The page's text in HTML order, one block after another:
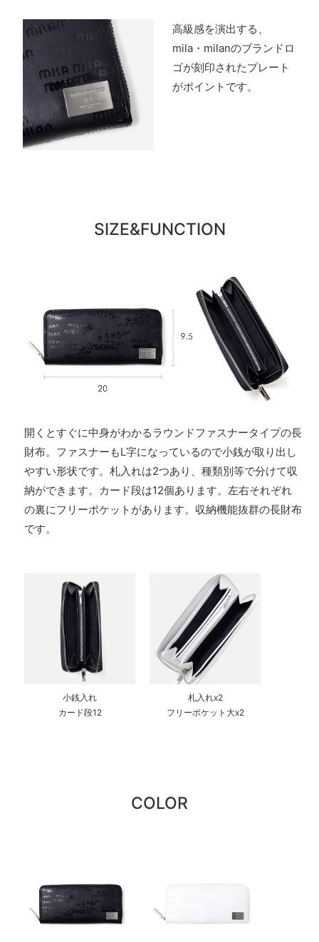
高級感を演出する、
mila・milanのブランドロ
ゴが刻印されたプレート
がポイントです。
SIZE&FUNCTION
開くとすぐに中身がわかるラウンドファスナータイプの長
財布。ファスナーもL字になっているので小銭が取り出し
やすい形状です。札入れは2つあり、種類別等で分けて収
納ができます。カード段は12個あります。左右それぞれ
の裏にフリーポケットがあります。収納機能抜群の長財布
です。
小銭入れ
カード段12
札入れx2
フリーポケット大x2
COLOR